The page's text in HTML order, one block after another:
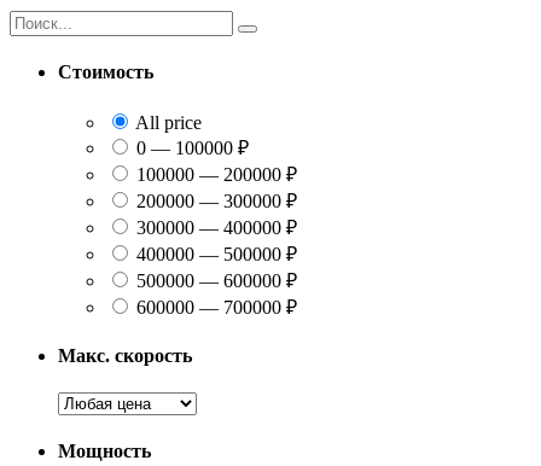
Найти:
Стоимость
All price
0 — 100000 ₽
100000 — 200000 ₽
200000 — 300000 ₽
300000 — 400000 ₽
400000 — 500000 ₽
500000 — 600000 ₽
600000 — 700000 ₽
Макс. скорость
Мощность